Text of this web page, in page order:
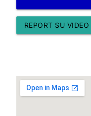
REPORT SU VIDEO